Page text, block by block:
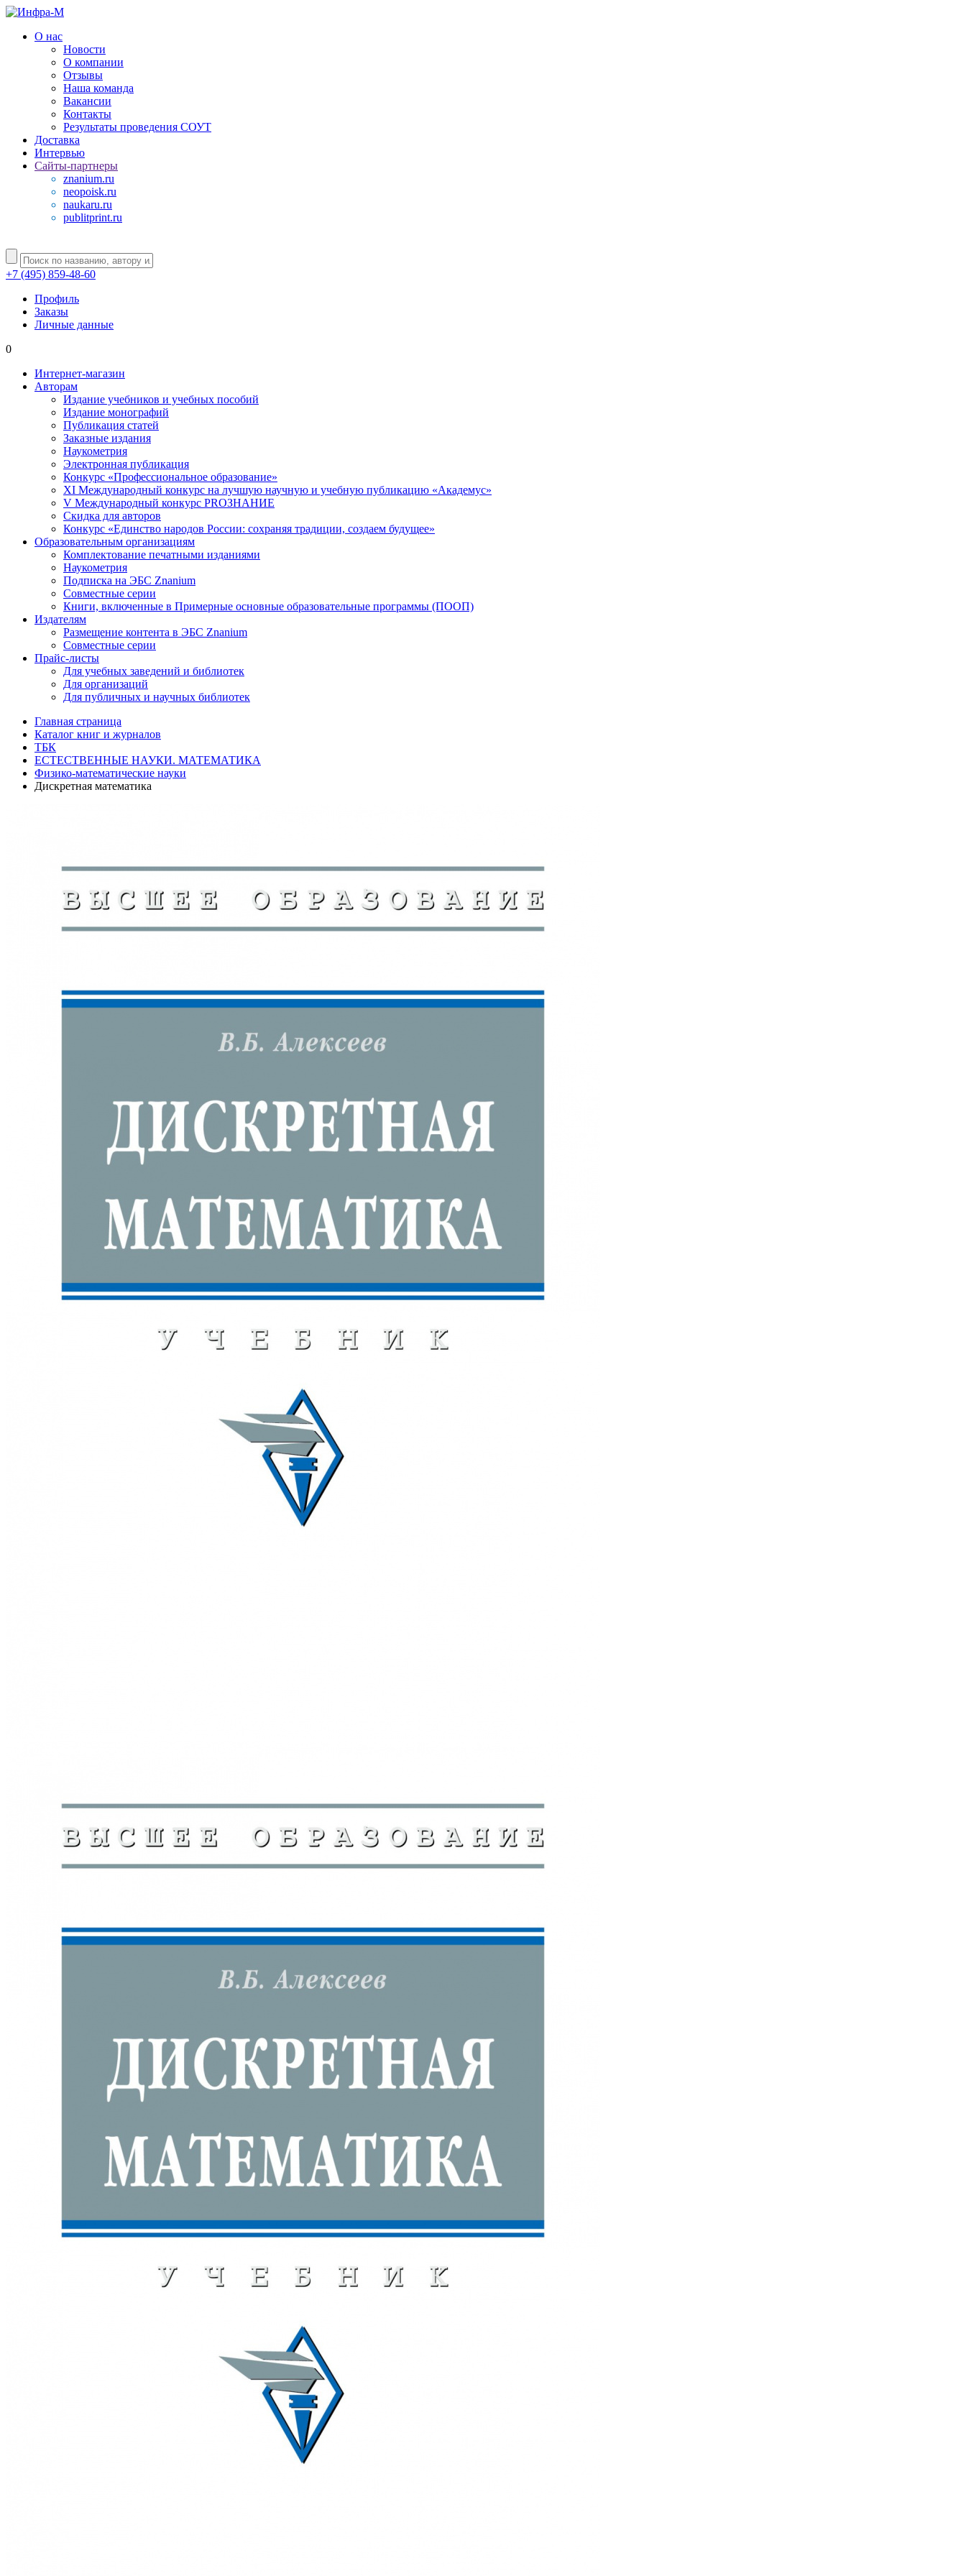
О нас
Новости
О компании
Отзывы
Наша команда
Вакансии
Контакты
Результаты проведения СОУТ
Доставка
Интервью
Сайты-партнеры
znanium.ru
neopoisk.ru
naukaru.ru
publitprint.ru
+7 (495) 859-48-60
Профиль
Заказы
Личные данные
0
Интернет-магазин
Авторам
Издание учебников и учебных пособий
Издание монографий
Публикация статей
Заказные издания
Наукометрия
Электронная публикация
Конкурс «Профессиональное образование»
XI Международный конкурс на лучшую научную и учебную публикацию «Академус»
V Международный конкурс PROЗНАНИЕ
Скидка для авторов
Конкурс «Единство народов России: сохраняя традиции, создаем будущее»
Образовательным организациям
Комплектование печатными изданиями
Наукометрия
Подписка на ЭБС Znanium
Совместные серии
Книги, включенные в Примерные основные образовательные программы (ПООП)
Издателям
Размещение контента в ЭБС Znanium
Совместные серии
Прайс-листы
Для учебных заведений и библиотек
Для организаций
Для публичных и научных библиотек
Главная страница
Каталог книг и журналов
ТБК
ЕСТЕСТВЕННЫЕ НАУКИ. МАТЕМАТИКА
Физико-математические науки
Дискретная математика